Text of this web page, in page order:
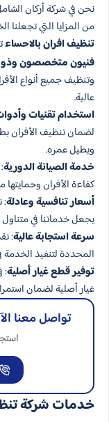
نحن في شركة أركان
من المزايا التي تجعلنا
تنظيف افران بالاحساء
فنيون متخصصون وذو
وتنظيف جميع أنواع
عالية.
استخدام تقنيات
لضمان تنظيف الأفران
ويطيل عمره.
خدمة الصيانة الدورية
كفاءة الأفران
أسعار تنافسية وعادلة:
يجعل خدماتنا في
سرعة استجابة عالية:
المحددة لتنفيذ
توفير قطع غيار أصلية:
غيار أصلية لضمان
تواصل معنا
خدمات شركة